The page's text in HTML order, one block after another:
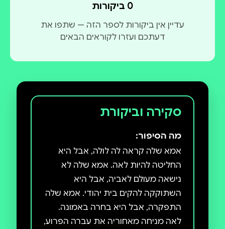
0 ביקורות
עדיין אין ביקורות לספר הזה — שתפו את
דעתכם ועזרו לקוראים הבאים
סקירה וביקורת
מה הסיפור:
אמא שלה קראה לה לולה, אבל היא
החליטה להיות לאה. אמא שלה לא
נישאה מעולם לאביה, אבל היא
השתוקקה להקים בית יהודי. אמא שלה
התפקרה, אבל היא בחרה באמונה.
לאה מניחה מאחוריה את עברה הפרוע,